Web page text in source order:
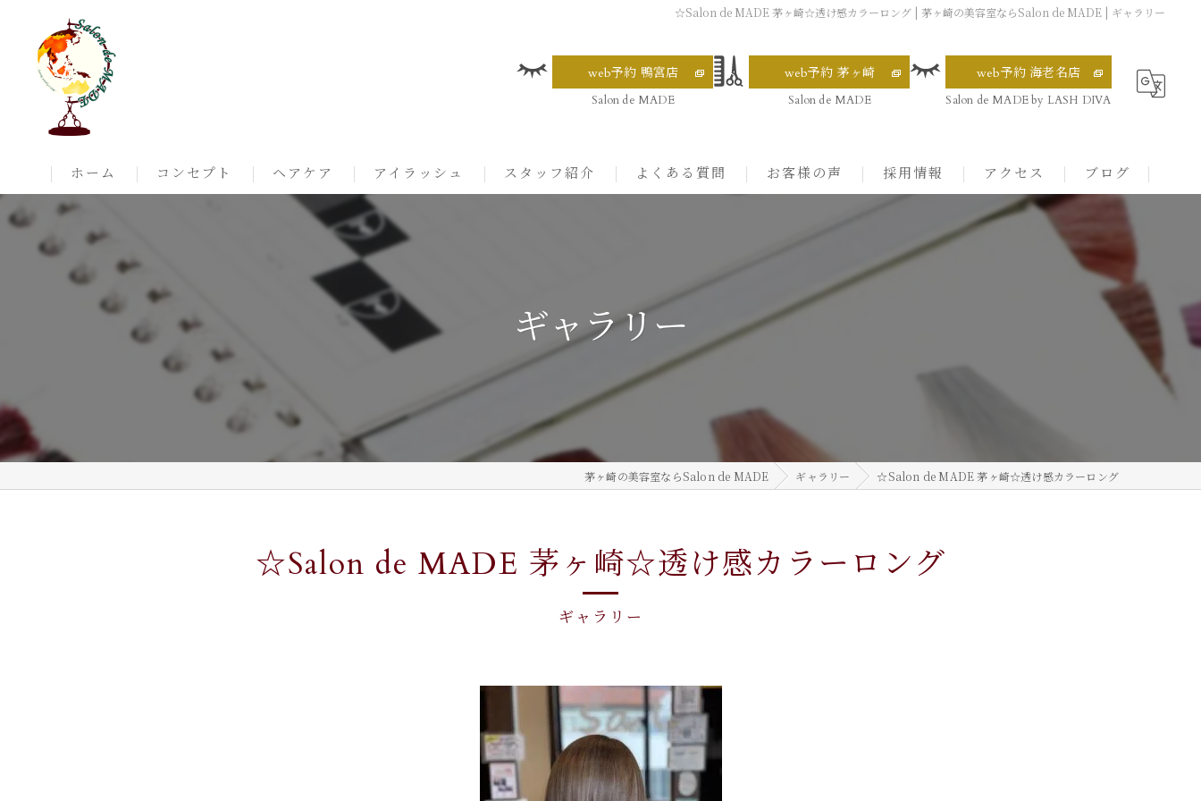
☆Salon de MADE 茅ヶ崎☆透け感カラーロング | 茅ヶ崎の美容室ならSalon de MADE | ギャラリー
web予約 鴨宮店
Salon de MADE
web予約 茅ヶ崎
Salon de MADE
web予約 海老名店
Salon de MADE by LASH DIVA
ホーム コンセプト ヘアケア アイラッシュ スタッフ紹介 よくある質問 お客様の声 採用情報 アクセス
Salon de MADE 茅ヶ崎
Salon de MADE by LASH DIVA 海老名
ブログ
ギャラリー
茅ヶ崎の美容室ならSalon de MADE ギャラリー ☆Salon de MADE 茅ヶ崎☆透け感カラーロング
ギャラリー
☆Salon de MADE 茅ヶ崎☆透け感カラーロング